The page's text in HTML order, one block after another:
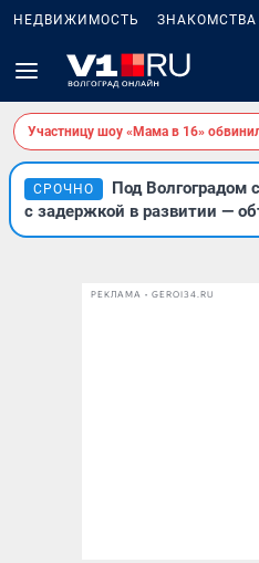
НЕДВИЖИМОСТЬ ЗНАКОМСТВА
Участницу шоу «Мама в 16»
СРОЧНО
Под Волгоградом
с задержкой в развитии —
РЕКЛАМА • GEROI34.RU